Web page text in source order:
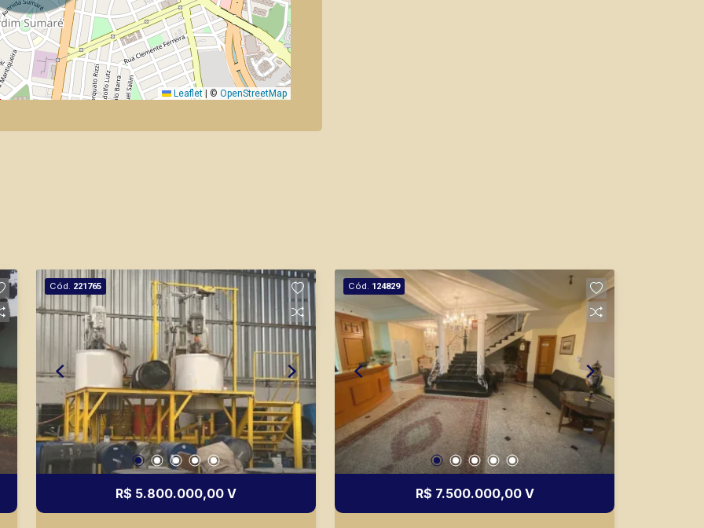
Leaflet | © OpenStreetMap
Cód. 221765
R$ 5.800.000,00 V
Cód. 124829
R$ 7.500.000,00 V